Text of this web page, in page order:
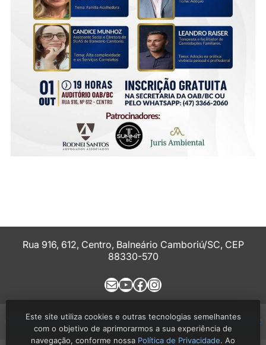
Rua 916, 612, Centro, Balneário Camboriú/SC, CEP
88330-570
E-mail Youtube Facebook Instagram
HistóriaComissõesEventosNotíciasPolítica de Privacidade
Este site utiliza cookies e outras tecnologias semelhantes
com o objetivo de aprimorarmos a sua experiência de
navegação, conforme nossa Política de Privacidade. Ao